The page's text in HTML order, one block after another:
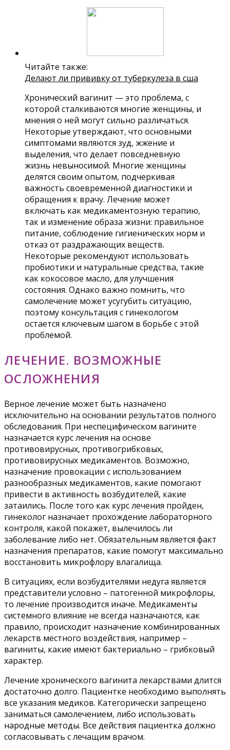
Читайте также:
Делают ли прививку от туберкулеза в сша
Хронический вагинит — это проблема, с
которой сталкиваются многие женщины, и
мнения о ней могут сильно различаться.
Некоторые утверждают, что основными
симптомами являются зуд, жжение и
выделения, что делает повседневную
жизнь невыносимой. Многие женщины
делятся своим опытом, подчеркивая
важность своевременной диагностики и
обращения к врачу. Лечение может
включать как медикаментозную терапию,
так и изменение образа жизни: правильное
питание, соблюдение гигиенических норм и
отказ от раздражающих веществ.
Некоторые рекомендуют использовать
пробиотики и натуральные средства, такие
как кокосовое масло, для улучшения
состояния. Однако важно помнить, что
самолечение может усугубить ситуацию,
поэтому консультация с гинекологом
остается ключевым шагом в борьбе с этой
проблемой.
ЛЕЧЕНИЕ. ВОЗМОЖНЫЕ
ОСЛОЖНЕНИЯ
Верное лечение может быть назначено
исключительно на основании результатов полного
обследования. При неспецифическом вагините
назначается курс лечения на основе
противовирусных, противогрибковых,
противовирусных медикаментов. Возможно,
назначение провокации с использованием
разнообразных медикаментов, какие помогают
привести в активность возбудителей, какие
затаились. После того как курс лечения пройден,
гинеколог назначает прохождение лабораторного
контроля, какой покажет, вылечилось ли
заболевание либо нет. Обязательным является факт
назначения препаратов, какие помогут максимально
восстановить микрофлору влагалища.
В ситуациях, если возбудителями недуга является
представители условно – патогенной микрофлоры,
то лечение производится иначе. Медикаменты
системного влияние не всегда назначаются, как
правило, происходит назначение комбинированных
лекарств местного воздействия, например –
вагиниты, какие имеют бактериально – грибковый
характер.
Лечение хронического вагинита лекарствами длится
достаточно долго. Пациентке необходимо выполнять
все указания медиков. Категорически запрещено
заниматься самолечением, либо использовать
народные методы. Все действия пациентка должно
согласовывать с лечащим врачом.